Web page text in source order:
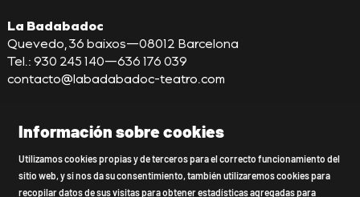
La Badabadoc
Quevedo, 36 baixos—08012 Barcelona
Tel.: 930 245 140—636 176 039
contacto@labadabadoc-teatro.com
Sitemap | Aviso Legal | Uso de Cookies
|
Política de privacidad
| Declaración de accesibilidad |
Información sobre cookies
Utilizamos cookies propias y de terceros para el correcto funcionamiento del
sitio web, y si nos da su consentimiento, también utilizaremos cookies para
recopilar datos de sus visitas para obtener estadísticas agregadas para